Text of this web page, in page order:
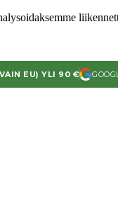
EU) YLI 90 €